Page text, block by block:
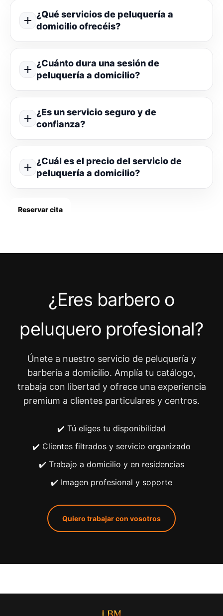
¿Qué servicios de peluquería a
domicilio ofrecéis?
¿Cuánto dura una sesión de
peluquería a domicilio?
¿Es un servicio seguro y de
confianza?
¿Cuál es el precio del servicio de
peluquería a domicilio?
Reservar cita
¿Eres barbero o
peluquero profesional?
Únete a nuestro servicio de peluquería y
barbería a domicilio. Amplía tu catálogo,
trabaja con libertad y ofrece una experiencia
premium a clientes particulares y centros.
✔️ Tú eliges tu disponibilidad
✔️ Clientes filtrados y servicio organizado
✔️ Trabajo a domicilio y en residencias
✔️ Imagen profesional y soporte
Quiero trabajar con vosotros